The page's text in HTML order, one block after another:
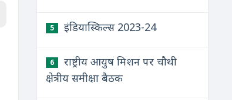
5 इंडियास्किल्स 2023-24
6
राष्ट्रीय आयुष मिशन पर चौथी
क्षेत्रीय समीक्षा बैठक